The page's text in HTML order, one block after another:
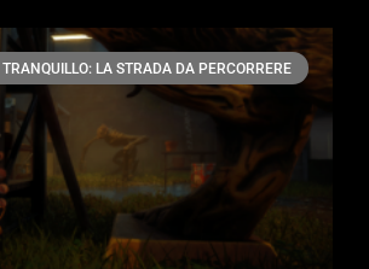
LA STRADA DA PERCORRERE